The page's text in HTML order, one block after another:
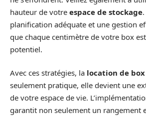
hauteur de votre espace de stockage
planification adéquate et une gestion
que chaque centimètre de votre box
potentiel.
Avec ces stratégies, la location de box
seulement pratique, elle devient une
de votre espace de vie.
garantit non seulement un rangement